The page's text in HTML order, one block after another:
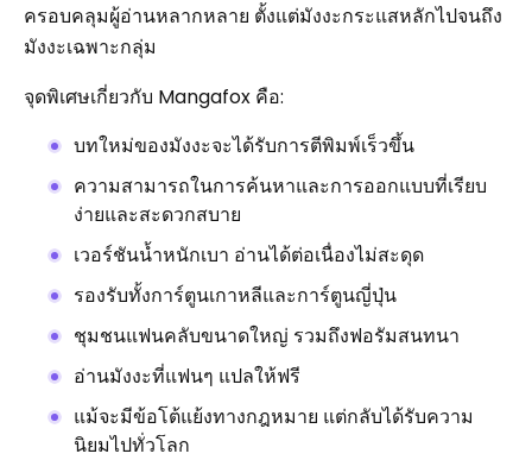
ครอบคลุมผู้อ่านหลากหลาย ตั้งแต่มังงะกระแสหลักไปจนถึง
มังงะเฉพาะกลุ่ม
จุดพิเศษเกี่ยวกับ Mangafox คือ:
บทใหม่ของมังงะจะได้รับการตีพิมพ์เร็วขึ้น
ความสามารถในการค้นหาและการออกแบบที่เรียบ
ง่ายและสะดวกสบาย
เวอร์ชันน้ำหนักเบา อ่านได้ต่อเนื่องไม่สะดุด
รองรับทั้งการ์ตูนเกาหลีและการ์ตูนญี่ปุ่น
ชุมชนแฟนคลับขนาดใหญ่ รวมถึงฟอรัมสนทนา
อ่านมังงะที่แฟนๆ แปลให้ฟรี
แม้จะมีข้อโต้แย้งทางกฎหมาย แต่กลับได้รับความ
นิยมไปทั่วโลก